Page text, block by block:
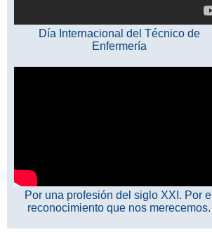
Día Internacional del Técnico de
Enfermería
Por una profesión del siglo XXI. Por el
reconocimiento que nos merecemos.